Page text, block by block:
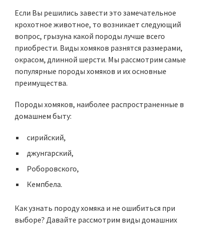
Если Вы решились завести это замечательное
крохотное животное, то возникает следующий
вопрос, грызуна какой породы лучше всего
приобрести. Виды хомяков разнятся размерами,
окрасом, длинной шерсти. Мы рассмотрим самые
популярные породы хомяков и их основные
преимущества.
Породы хомяков, наиболее распространенные в
домашнем быту:
сирийский,
джунгарский,
Роборовского,
Кемпбела.
Как узнать породу хомяка и не ошибиться при
выборе? Давайте рассмотрим виды домашних